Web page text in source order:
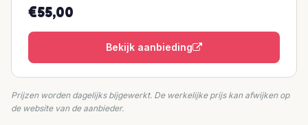
€55,00
Bekijk aanbieding
Prijzen worden dagelijks bijgewerkt. De werkelijke prijs kan afwijken op
de website van de aanbieder.